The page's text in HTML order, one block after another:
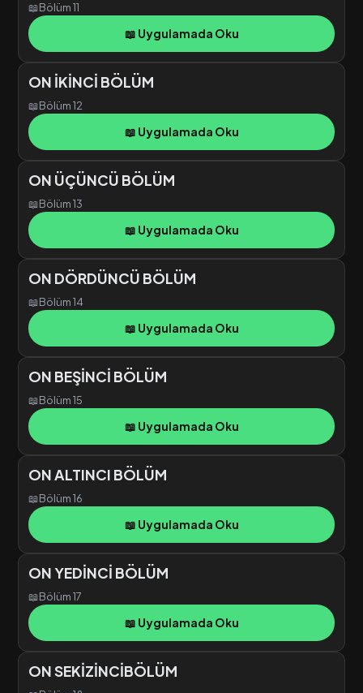
📖Bölüm 11
📖 Uygulamada Oku
ON İKİNCİ BÖLÜM
📖Bölüm 12
📖 Uygulamada Oku
ON ÜÇÜNCÜ BÖLÜM
📖Bölüm 13
📖 Uygulamada Oku
ON DÖRDÜNCÜ BÖLÜM
📖Bölüm 14
📖 Uygulamada Oku
ON BEŞİNCİ BÖLÜM
📖Bölüm 15
📖 Uygulamada Oku
ON ALTINCI BÖLÜM
📖Bölüm 16
📖 Uygulamada Oku
ON YEDİNCİ BÖLÜM
📖Bölüm 17
📖 Uygulamada Oku
ON SEKİZİNCİBÖLÜM